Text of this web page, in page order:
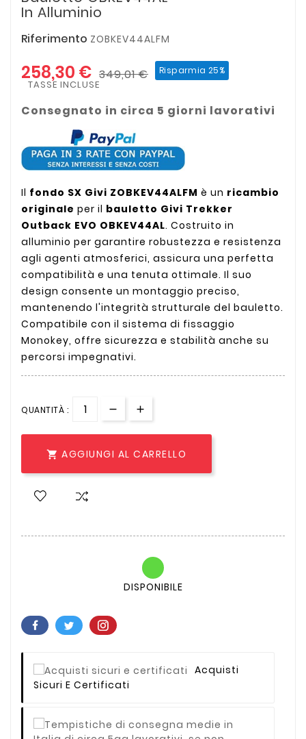
In Alluminio
Riferimento ZOBKEV44ALFM
258,30 € 349,01 € Risparmia 25%
TASSE INCLUSE
Consegnato in circa 5 giorni lavorativi
Il fondo SX Givi ZOBKEV44ALFM è un ricambio
originale per il bauletto Givi Trekker
Outback EVO OBKEV44AL. Costruito in
alluminio per garantire robustezza e resistenza
agli agenti atmosferici, assicura una perfetta
compatibilità e una tenuta ottimale. Il suo
design consente un montaggio preciso,
mantenendo l'integrità strutturale del bauletto.
Compatibile con il sistema di fissaggio
Monokey, offre sicurezza e stabilità anche su
percorsi impegnativi.
QUANTITÀ :
 AGGIUNGI AL CARRELLO
DISPONIBILE
Acquisti
Sicuri E Certificati